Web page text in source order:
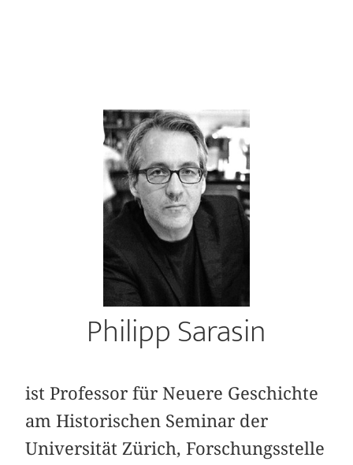
Philipp Sarasin
ist Professor für Neuere Geschichte
am Historischen Seminar der
Universität Zürich, Forschungsstelle